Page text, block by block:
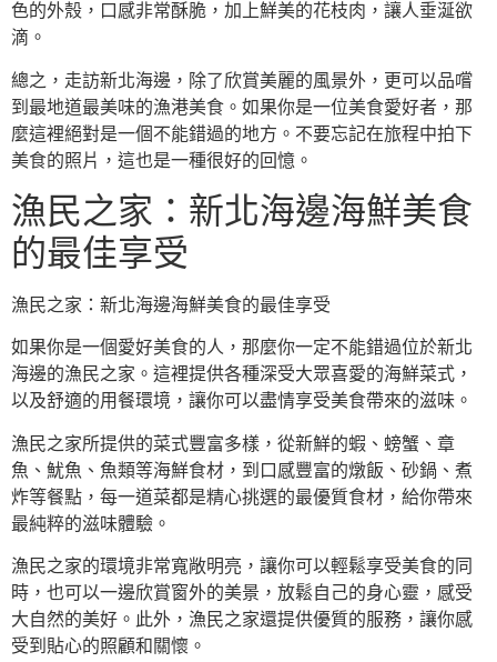
色的外殼，口感非常酥脆，加上鮮美的花枝肉，讓人垂涎欲
滴。
總之，走訪新北海邊，除了欣賞美麗的風景外，更可以品嚐
到最地道最美味的漁港美食。如果你是一位美食愛好者，那
麼這裡絕對是一個不能錯過的地方。不要忘記在旅程中拍下
美食的照片，這也是一種很好的回憶。
漁民之家：新北海邊海鮮美食
的最佳享受
漁民之家：新北海邊海鮮美食的最佳享受
如果你是一個愛好美食的人，那麼你一定不能錯過位於新北
海邊的漁民之家。這裡提供各種深受大眾喜愛的海鮮菜式，
以及舒適的用餐環境，讓你可以盡情享受美食帶來的滋味。
漁民之家所提供的菜式豐富多樣，從新鮮的蝦、螃蟹、章
魚、魷魚、魚類等海鮮食材，到口感豐富的燉飯、砂鍋、煮
炸等餐點，每一道菜都是精心挑選的最優質食材，給你帶來
最純粹的滋味體驗。
漁民之家的環境非常寬敞明亮，讓你可以輕鬆享受美食的同
時，也可以一邊欣賞窗外的美景，放鬆自己的身心靈，感受
大自然的美好。此外，漁民之家還提供優質的服務，讓你感
受到貼心的照顧和關懷。